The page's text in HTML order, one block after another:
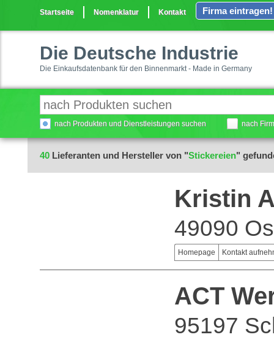
Startseite Nomenklatur Kontakt Firma eintragen!
Die Deutsche Industrie
Die Einkaufsdatenbank für den Binnenmarkt - Made in Germany
nach Produkten und Dienstleistungen suchen nach
40 Lieferanten und Hersteller von "Stickereien"
Kristin
49090
Homepage Kontakt
ACT
95197